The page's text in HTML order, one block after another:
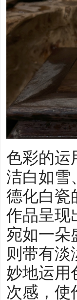
色彩的运
洁白如雪
德化白瓷
作品呈现
宛如一朵
则带有淡
妙地运用
次感，使